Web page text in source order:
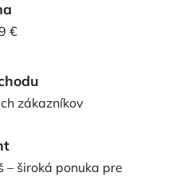
€
zákazníkov
– široká ponuka pre